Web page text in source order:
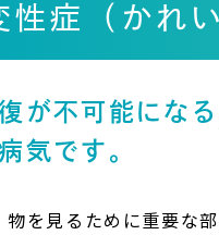
性症（かれ
が不可能になる
気です。
を見るために重要な